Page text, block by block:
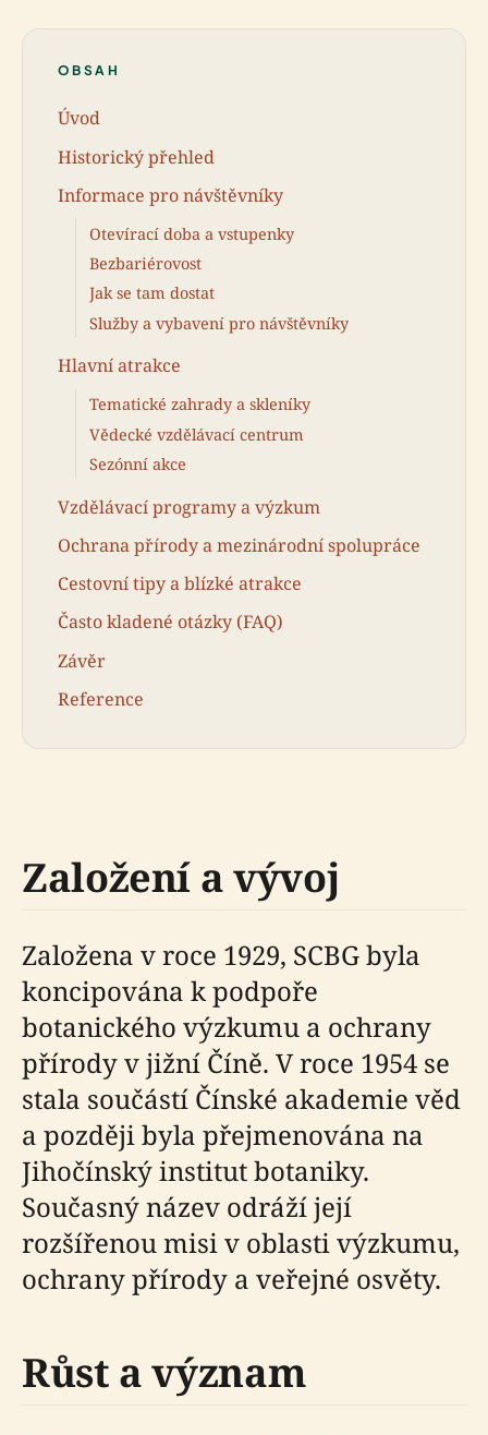
OBSAH
Úvod
Historický přehled
Informace pro návštěvníky
Otevírací doba a vstupenky
Bezbariérovost
Jak se tam dostat
Služby a vybavení pro návštěvníky
Hlavní atrakce
Tematické zahrady a skleníky
Vědecké vzdělávací centrum
Sezónní akce
Vzdělávací programy a výzkum
Ochrana přírody a mezinárodní spolupráce
Cestovní tipy a blízké atrakce
Často kladené otázky (FAQ)
Závěr
Reference
Založení a vývoj
Založena v roce 1929, SCBG byla
koncipována k podpoře
botanického výzkumu a ochrany
přírody v jižní Číně. V roce 1954 se
stala součástí Čínské akademie věd
a později byla přejmenována na
Jihočínský institut botaniky.
Současný název odráží její
rozšířenou misi v oblasti výzkumu,
ochrany přírody a veřejné osvěty.
Růst a význam